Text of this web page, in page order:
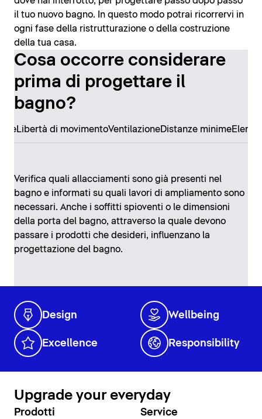
il tuo nuovo bagno. In questo modo potrai ricorrervi in
ogni fase della ristrutturazione o della costruzione
della tua casa.
Cosa occorre considerare
prima di progettare il
bagno?
Libertà di movimentoVentilazioneDistanze minime
Verifica quali allacciamenti sono già presenti nel
bagno e informati su quali lavori di ampliamento sono
necessari. Anche i soffitti spioventi o le dimensioni
della porta del bagno, attraverso la quale devono
passare i prodotti che desideri, influenzano la
progettazione del bagno.
Design Wellbeing
Excellence Responsibility
Upgrade your everyday
Prodotti Service